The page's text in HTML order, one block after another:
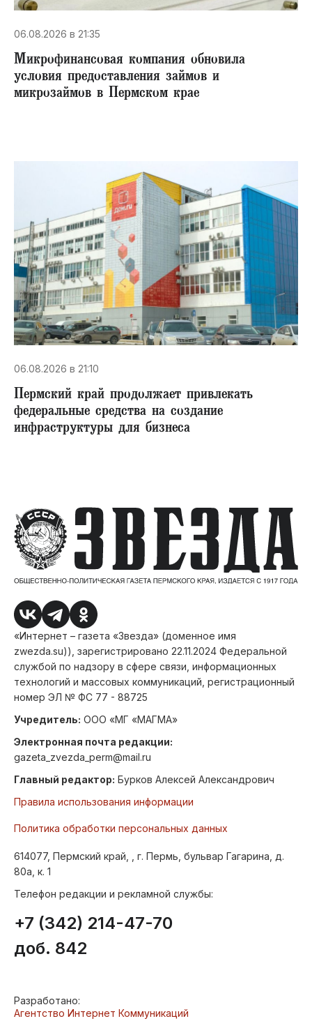
06.08.2026 в 21:35
Микрофинансовая компания обновила
условия предоставления займов и
микрозаймов в Пермском крае
06.08.2026 в 21:10
Пермский край продолжает привлекать
федеральные средства на создание
инфраструктуры для бизнеса
«Интернет – газета «Звезда» (доменное имя
zwezda.su)), зарегистрировано 22.11.2024 Федеральной
службой по надзору в сфере связи, информационных
технологий и массовых коммуникаций, регистрационный
номер ЭЛ № ФС 77 - 88725
Учредитель: ООО «МГ «МАГМА»
Электронная почта редакции:
gazeta_zvezda_perm@mail.ru
Главный редактор: Бурков Алексей Александрович
Правила использования информации
Политика обработки персональных данных
614077, Пермский край, , г. Пермь, бульвар Гагарина, д.
80а, к. 1
Телефон редакции и рекламной службы:
+7 (342) 214-47-70
доб. 842
Разработано:
Агентство Интернет Коммуникаций